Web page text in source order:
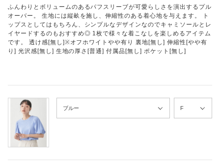
ふんわりとボリュームのあるパフスリーブが可愛らしさを演出するプル
オーバー。 生地には縦畝を施し、伸縮性のある着心地を与えます。 ト
ップスとしてはもちろん、シンプルなデザインなのでキャミソールとレ
イヤードするのもおすすめ◎ 1枚で様々な着こなしを楽しめるアイテム
です。 透け感[無し]※オフホワイトやや有り 裏地[無し] 伸縮性[やや有
り] 光沢感[無し] 生地の厚さ[普通] 付属品[無し] ポケット[無し]